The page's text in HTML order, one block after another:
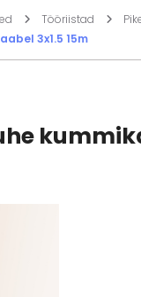
Tööriistad
3x1.5 15m